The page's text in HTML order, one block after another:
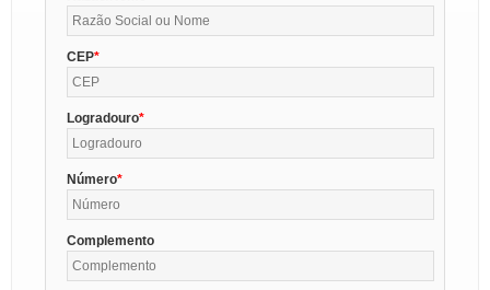
CEP
Logradouro
Número
Complemento